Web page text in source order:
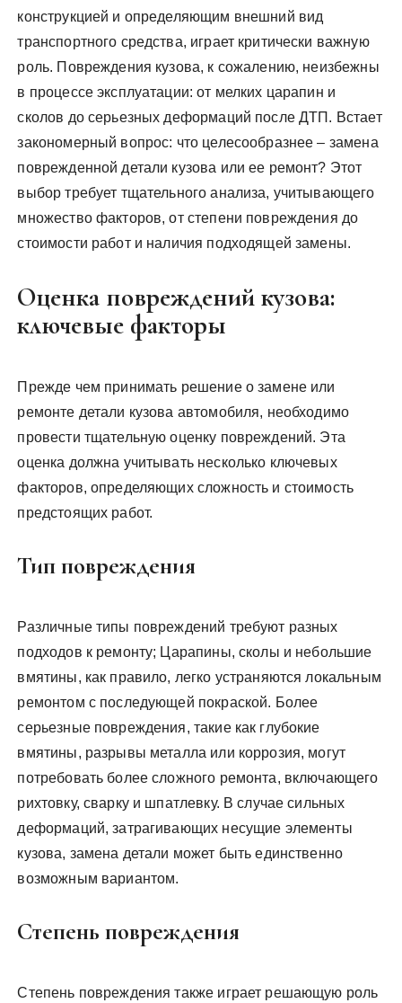
конструкцией и определяющим внешний вид
транспортного средства, играет критически важную
роль. Повреждения кузова, к сожалению, неизбежны
в процессе эксплуатации: от мелких царапин и
сколов до серьезных деформаций после ДТП. Встает
закономерный вопрос: что целесообразнее – замена
поврежденной детали кузова или ее ремонт? Этот
выбор требует тщательного анализа, учитывающего
множество факторов, от степени повреждения до
стоимости работ и наличия подходящей замены.
Оценка повреждений кузова:
ключевые факторы
Прежде чем принимать решение о замене или
ремонте детали кузова автомобиля, необходимо
провести тщательную оценку повреждений. Эта
оценка должна учитывать несколько ключевых
факторов, определяющих сложность и стоимость
предстоящих работ.
Тип повреждения
Различные типы повреждений требуют разных
подходов к ремонту; Царапины, сколы и небольшие
вмятины, как правило, легко устраняются локальным
ремонтом с последующей покраской. Более
серьезные повреждения, такие как глубокие
вмятины, разрывы металла или коррозия, могут
потребовать более сложного ремонта, включающего
рихтовку, сварку и шпатлевку. В случае сильных
деформаций, затрагивающих несущие элементы
кузова, замена детали может быть единственно
возможным вариантом.
Степень повреждения
Степень повреждения также играет решающую роль